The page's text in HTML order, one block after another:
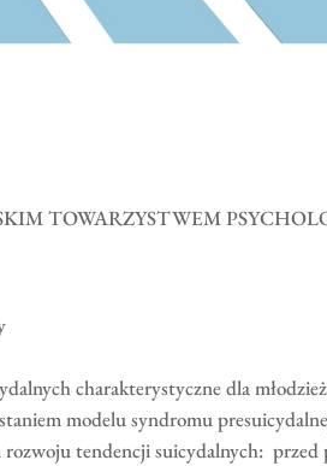
TOWARZYSTWEM
charakterystyczne dla
modelu syndromu
tendencji suicydalnych: